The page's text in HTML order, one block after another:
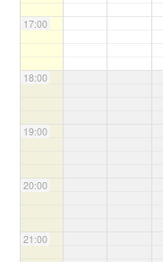
17:00
18:00
19:00
20:00
21:00